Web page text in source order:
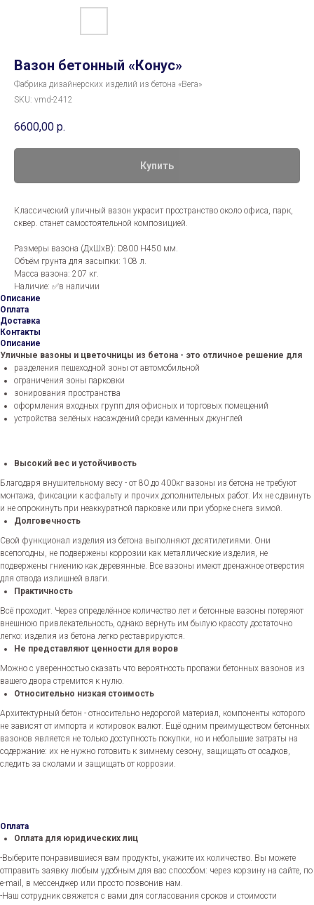
Вазон бетонный «Конус»
Фабрика дизайнерских изделий из бетона «Вега»
SKU: vmd-2412
6600,00 р.
Купить
Классический уличный вазон украсит пространство около офиса, парк,
сквер. станет самостоятельной композицией.
Размеры вазона (ДхШхВ): D800 H450 мм.
Объём грунта для засыпки: 108 л.
Масса вазона: 207 кг.
Наличие: ✅в наличии
Описание
Оплата
Доставка
Контакты
Описание
Уличные вазоны и цветочницы из бетона - это отличное решение для
разделения пешеходной зоны от автомобильной
ограничения зоны парковки
зонирования пространства
оформления входных групп для офисных и торговых помещений
устройства зелёных насаждений среди каменных джунглей
Высокий вес и устойчивость
Благодаря внушительному весу - от 80 до 400кг вазоны из бетона не требуют
монтажа, фиксации к асфальту и прочих дополнительных работ. Их не сдвинуть
и не опрокинуть при неаккуратной парковке или при уборке снега зимой.
Долговечность
Свой функционал изделия из бетона выполняют десятилетиями. Они
всепогодны, не подвержены коррозии как металлические изделия, не
подвержены гниению как деревянные. Все вазоны имеют дренажное отверстия
для отвода излишней влаги.
Практичность
Всё проходит. Через определённое количество лет и бетонные вазоны потеряют
внешнюю привлекательность, однако вернуть им былую красоту достаточно
легко: изделия из бетона легко реставрируются.
Не представляют ценности для воров
Можно с уверенностью сказать что вероятность пропажи бетонных вазонов из
вашего двора стремится к нулю.
Относительно низкая стоимость
Архитектурный бетон - относительно недорогой материал, компоненты которого
не зависят от импорта и котировок валют. Ещё одним преимуществом бетонных
вазонов является не только доступность покупки, но и небольшие затраты на
содержание: их не нужно готовить к зимнему сезону, защищать от осадков,
следить за сколами и защищать от коррозии.
Оплата
Оплата для юридических лиц
-Выберите понравившиеся вам продукты, укажите их количество. Вы можете
отправить заявку любым удобным для вас способом: через корзину на сайте, по
e-mail, в мессенджер или просто позвонив нам.
-Наш сотрудник свяжется с вами для согласования сроков и стоимости